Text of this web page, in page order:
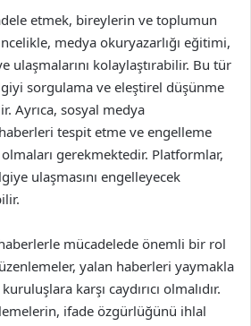
etmek, bireylerin ve toplumun
medya okuryazarlığı eğitimi,
ulaşmalarını kolaylaştırabilir. Bu tür
sorgulama ve eleştirel düşünme
Ayrıca, sosyal medya
tespit etme ve engelleme
gerekmektedir. Platformlar,
ulaşmasını engelleyecek
mücadelede önemli bir rol
yalan haberleri yaymakla
karşı caydırıcı olmalıdır.
ifade özgürlüğünü ihlal